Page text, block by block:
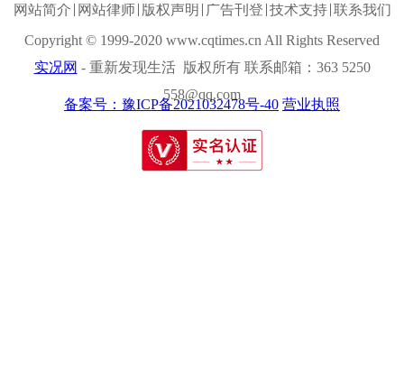
网站简介 网站律师 版权声明 广告刊登 技术支持 联系我们
Copyright © 1999-2020 www.cqtimes.cn All Rights Reserved
实况网 - 重新发现生活 版权所有 联系邮箱：363 5250
558@qq.com
备案号：豫ICP备2021032478号-40 营业执照